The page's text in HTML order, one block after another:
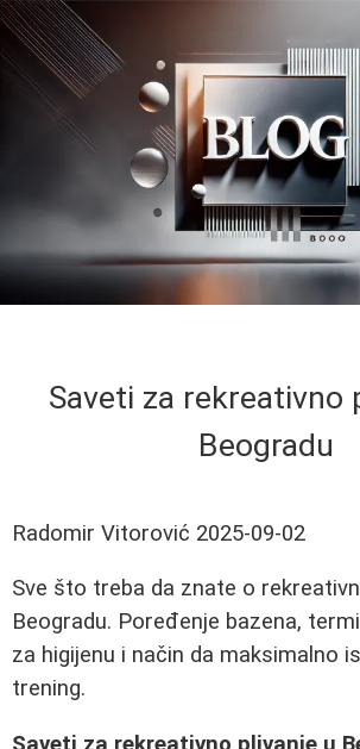
Saveti za rekreativno
Beogradu
Radomir Vitorović 2025-09-02
Sve što treba da znate o
Beogradu. Poređenje bazena,
za higijenu i način da maksimalno
trening.